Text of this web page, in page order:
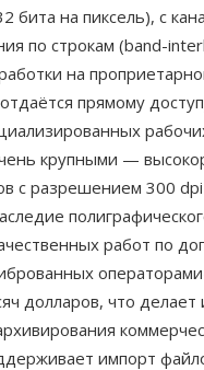
бита на пиксель), с
по строкам (band-
на
прямому
крупными —
с разрешением 300
работ по
долларов, что
импорт